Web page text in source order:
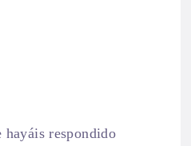
respondido